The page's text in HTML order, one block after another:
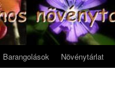
Barangolások Növénytárlat